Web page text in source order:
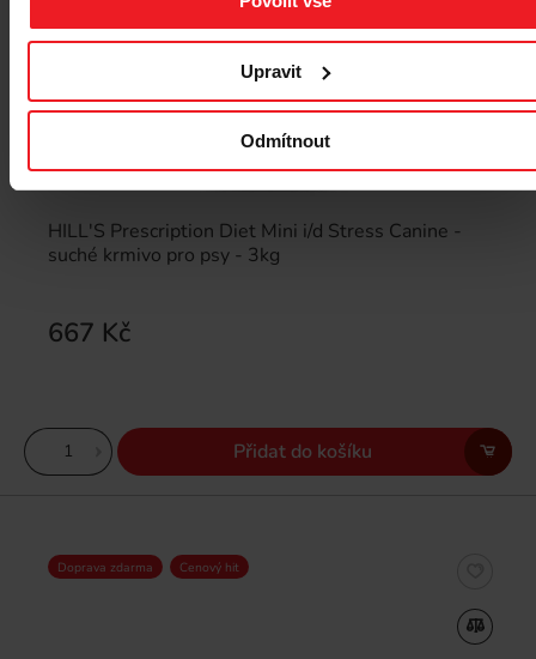
Upravit
Odmítnout
HILL'S Prescription Diet Mini i/d Stress Canine -
suché krmivo pro psy - 3kg
667 Kč
Přidat do košíku
Doprava zdarma Cenový hit